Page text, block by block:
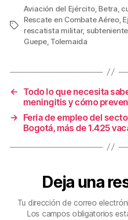
c
e
b
o
k
tt
er
ail er
e
m
p
Etiquetas
Aviación del Ejército, Betra
Rescate en Combate Aéreo,
rescatista militar,
Guepe, Tolemaida
←
Todo lo que necesita
meningitis y cómo
→
Feria de empleo del
Bogotá, más de 1.425
Deja una
Tu dirección de correo
Los campos obligatorios